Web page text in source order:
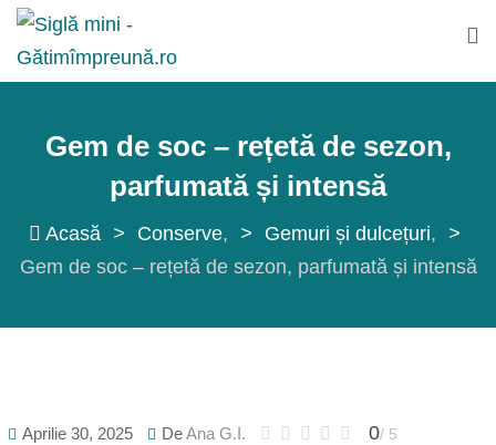
Sări
conținut
Gem de soc – rețetă de sezon,
parfumată și intensă
Acasă > Conserve > Gemuri și dulcețuri
>
Gem de soc – rețetă de sezon, parfumată și intensă
Aprilie 30, 2025 DeAna G.I. 0/ 5